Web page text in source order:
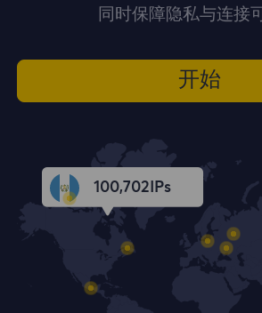
同时保障隐私与连接
开始
100,703 IPs